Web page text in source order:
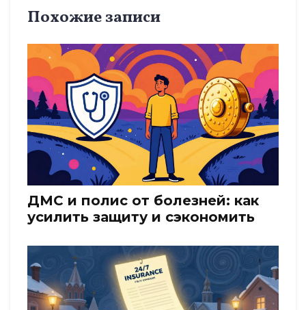
Похожие записи
ДМС и полис от болезней: как
усилить защиту и сэкономить